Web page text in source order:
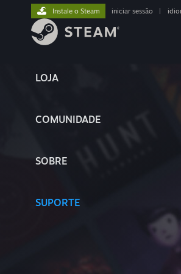
LOJA
COMUNIDADE
SOBRE
SUPORTE
Instale o Steam iniciar sessão